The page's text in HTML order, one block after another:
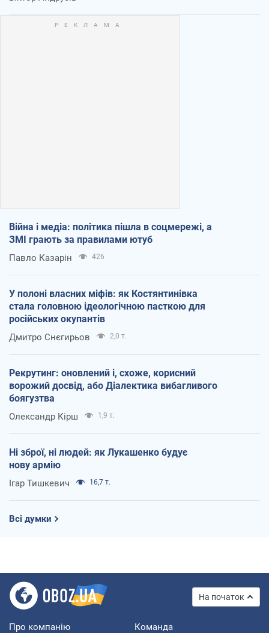
Війна і медіа: політика пішла в соцмережі, а
ЗМІ грають за правилами ютуб
Павло Казарін 426
У полоні власних міфів: як Костянтинівка
стала головною ідеологічною пасткою для
російських окупантів
Дмитро Снєгирьов 2,0 т.
Рекрутинг: оновлений і, схоже, корисний
ворожий досвід, або Діалектика вибагливого
боягузтва
Олександр Кірш 1,9 т.
Ні зброї, ні людей: як Лукашенко будує
нову армію
Ігар Тишкевич 16,7 т.
Всі думки
На початок
Про компанію Команда